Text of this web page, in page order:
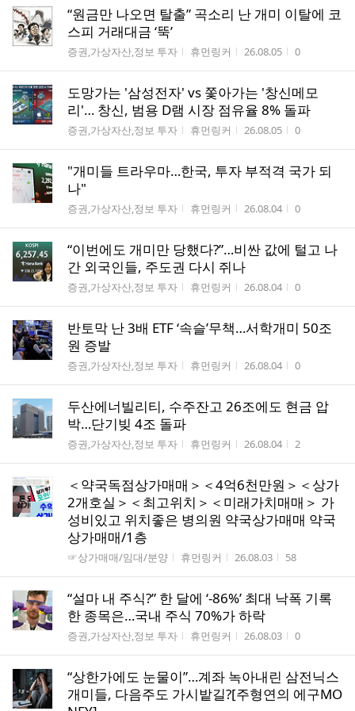
“원금만 나오면 탈출” 곡소리 난 개미 이탈에 코
스피 거래대금 ‘뚝’
게시판명
증권,가상자산,정보 투자 작성자
휴먼링커 작성시간
26.08.05 조회수
0
도망가는 '삼성전자' vs 쫓아가는 '창신메모
리'… 창신, 범용 D램 시장 점유율 8% 돌파
게시판명
증권,가상자산,정보 투자 작성자
휴먼링커 작성시간
26.08.05 조회수
0
"개미들 트라우마…한국, 투자 부적격 국가 되
나"
게시판명
증권,가상자산,정보 투자 작성자
휴먼링커 작성시간
26.08.04 조회수
0
“이번에도 개미만 당했다?”…비싼 값에 털고 나
간 외국인들, 주도권 다시 쥐나
게시판명
증권,가상자산,정보 투자 작성자
휴먼링커 작성시간
26.08.04 조회수
0
반토막 난 3배 ETF ‘속슬’무책…서학개미 50조
원 증발
게시판명
증권,가상자산,정보 투자 작성자
휴먼링커 작성시간
26.08.04 조회수
0
두산에너빌리티, 수주잔고 26조에도 현금 압
박…단기빚 4조 돌파
게시판명
증권,가상자산,정보 투자 작성자
휴먼링커 작성시간
26.08.04 조회수
2
＜약국독점상가매매＞＜4억6천만원＞＜상가
2개호실＞＜최고위치＞＜미래가치매매＞ 가
성비있고 위치좋은 병의원 약국상가매매 약국
상가매매/1층
게시판명
☞상가매매/임대/분양 작성자
휴먼링커 작성시간
26.08.03 조회수
58
“설마 내 주식?” 한 달에 ‘-86%’ 최대 낙폭 기록
한 종목은…국내 주식 70%가 하락
게시판명
증권,가상자산,정보 투자 작성자
휴먼링커 작성시간
26.08.03 조회수
0
“상한가에도 눈물이”…계좌 녹아내린 삼전닉스
개미들, 다음주도 가시밭길?[주형연의 에구MO